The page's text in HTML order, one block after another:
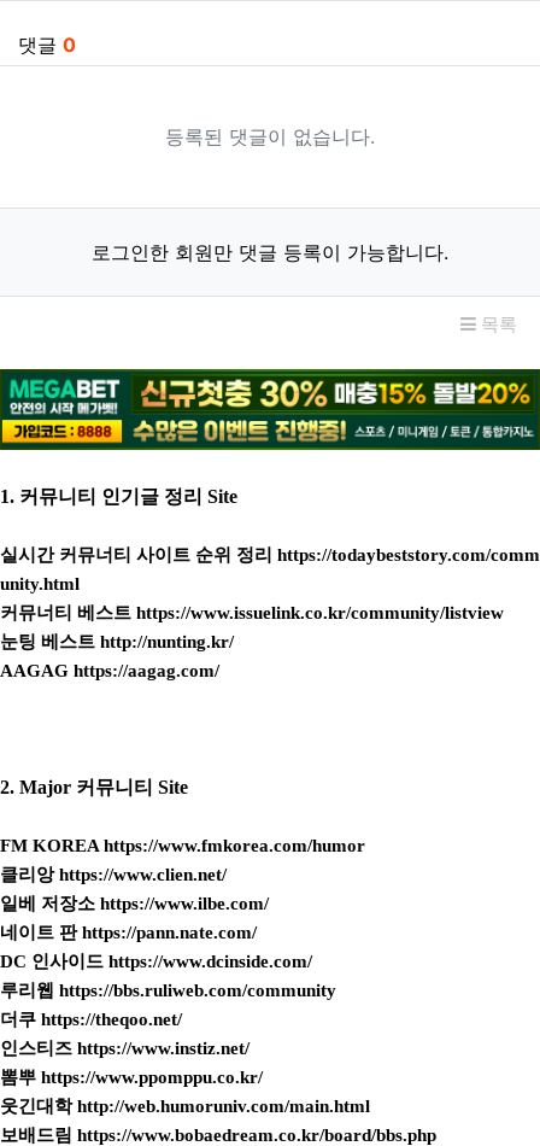
댓글 0
등록된 댓글이 없습니다.
로그인한 회원만 댓글 등록이 가능합니다.
목록
1. 커뮤니티 인기글 정리 Site
실시간 커뮤너티 사이트 순위 정리 https://todaybeststory.com/comm
unity.html
커뮤너티 베스트 https://www.issuelink.co.kr/community/listview
눈팅 베스트 http://nunting.kr/
AAGAG https://aagag.com/
2. Major 커뮤니티 Site
FM KOREA https://www.fmkorea.com/humor
클리앙https://www.clien.net/
일베 저장소 https://www.ilbe.com/
네이트 판https://pann.nate.com/
DC 인사이드 https://www.dcinside.com/
루리웹 https://bbs.ruliweb.com/community
더쿠 https://theqoo.net/
인스티즈 https://www.instiz.net/
뽐뿌 https://www.ppomppu.co.kr/
웃긴대학http://web.humoruniv.com/main.html
보배드림 https://www.bobaedream.co.kr/board/bbs.php